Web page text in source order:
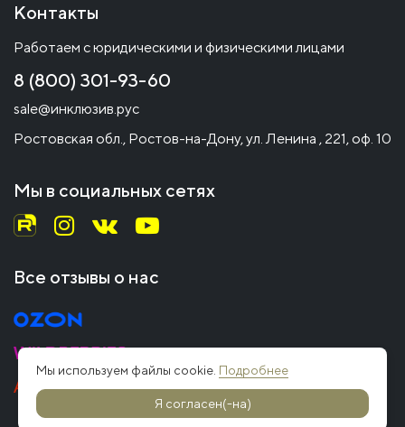
Контакты
Работаем с юридическими и физическими лицами
8 (800) 301-93-60
sale@инклюзив.рус
Ростовская обл., Ростов-на-Дону, ул. Ленина , 221, оф. 10
Мы в социальных сетях
Все отзывы о нас
Мы используем файлы cookie. Подробнее
Я согласен(-на)